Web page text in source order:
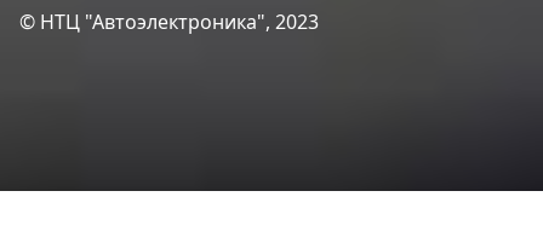
© НТЦ "Автоэлектроника", 2023